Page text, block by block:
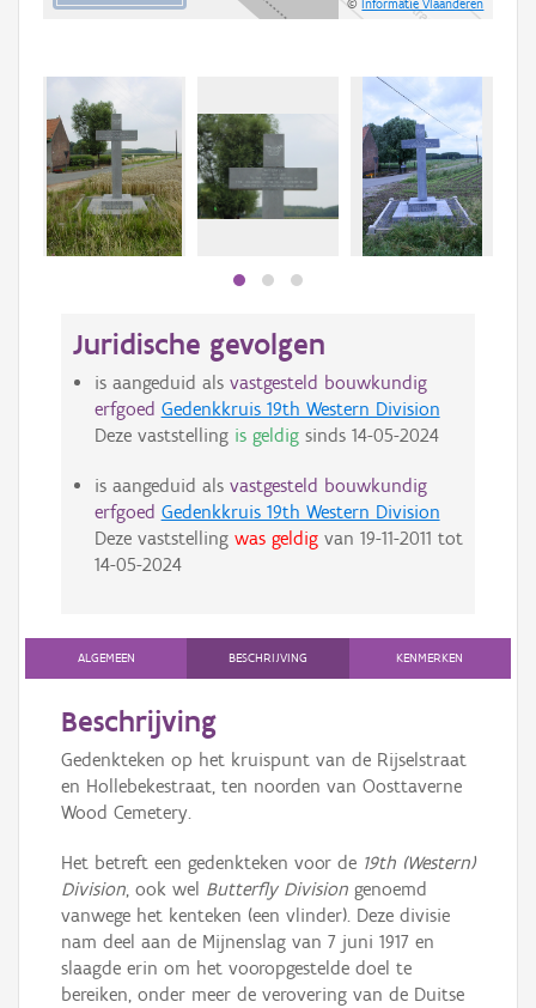
©Informatie Vlaanderen
Juridische gevolgen
is aangeduid als vastgesteld bouwkundig
erfgoed Gedenkkruis 19th Western Division
Deze vaststelling is geldigsinds 14-05-2024
is aangeduid als vastgesteld bouwkundig
erfgoed Gedenkkruis 19th Western Division
Deze vaststelling was geldigvan 19-11-2011 tot
14-05-2024
ALGEMEEN BESCHRIJVING KENMERKEN
Beschrijving
Gedenkteken op het kruispunt van de Rijselstraat
en Hollebekestraat, ten noorden van Oosttaverne
Wood Cemetery.
Het betreft een gedenkteken voor de 19th (Western)
Division, ook wel Butterfly Division genoemd
vanwege het kenteken (een vlinder). Deze divisie
nam deel aan de Mijnenslag van 7 juni 1917 en
slaagde erin om het vooropgestelde doel te
bereiken, onder meer de verovering van de Duitse